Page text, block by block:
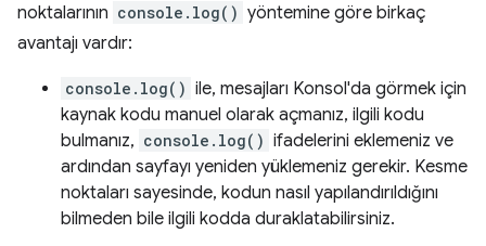
noktalarının console.log() yöntemine göre birkaç
avantajı vardır:
console.log() ile, mesajları Konsol'da görmek için
kaynak kodu manuel olarak açmanız, ilgili kodu
bulmanız, console.log() ifadelerini eklemeniz ve
ardından sayfayı yeniden yüklemeniz gerekir. Kesme
noktaları sayesinde, kodun nasıl yapılandırıldığını
bilmeden bile ilgili kodda duraklatabilirsiniz.